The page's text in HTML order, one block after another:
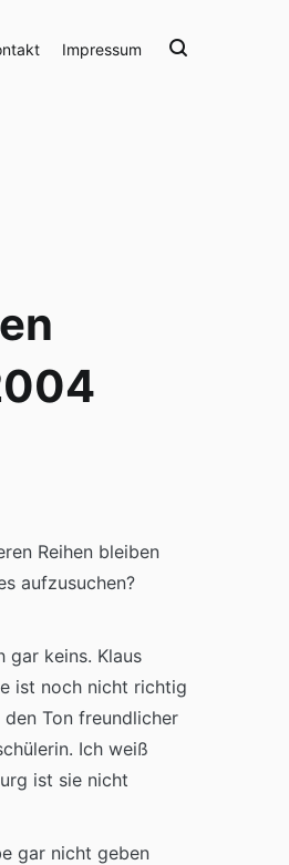
Impressum
Reihen bleiben
aufzusuchen?
gar keins. Klaus
ist noch nicht richtig
Ton freundlicher
Ich weiß
ist sie nicht
gar nicht geben